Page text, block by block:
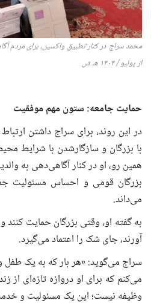
محمد سراج در کنار تطبیق واکسین، برای مردم
از پولیو /۱۴۰۴ هـش
حمایت جامعه: ستون مهم موفقیت
در این روند، برای سراج داشتن
با بزرگان و سازگارشدن با شرایط
همین رو، او در کنار آگاهی‌دهی به
بزرگان قومی و احساس مسئولیت
می‌داند.
به گفته او، وقتی بزرگان حمایت
آورند، جای شک را اعتماد می‌گیرد.
سراج می‌گوید: «هر بار که به یک
می‌کنم که برای او دروازه تازه‌ای از
وظیفه نیست؛ این یک مسئولیت و